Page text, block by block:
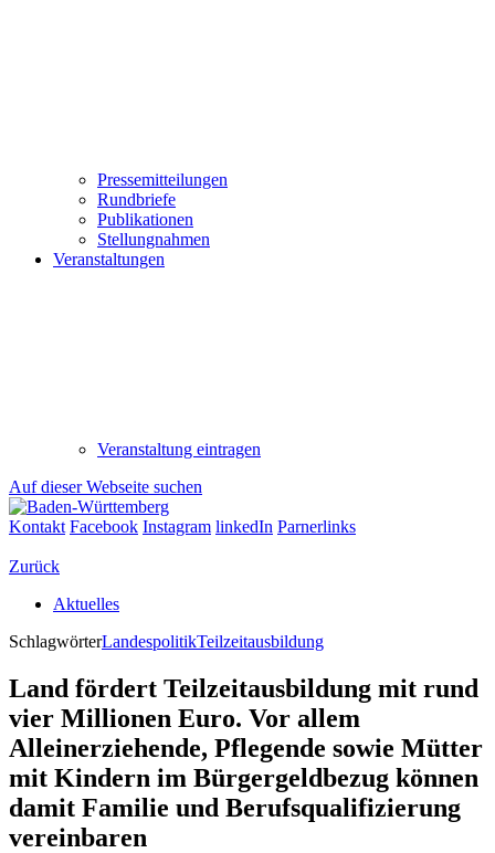
Pressemitteilungen
Rundbriefe
Publikationen
Stellungnahmen
Veranstaltungen
Veranstaltung eintragen
Auf dieser Webseite suchen
Kontakt Facebook Instagram linkedIn Parnerlinks
Zurück
Aktuelles
SchlagwörterLandespolitikTeilzeitausbildung
Land fördert Teilzeitausbildung mit rund
vier Millionen Euro. Vor allem
Alleinerziehende, Pflegende sowie Mütter
mit Kindern im Bürgergeldbezug können
damit Familie und Berufsqualifizierung
vereinbaren